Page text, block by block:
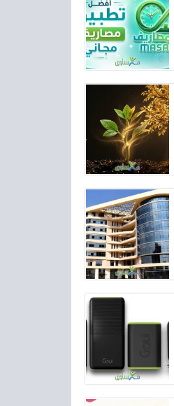
إجابة سؤال: "أي مما يأتي